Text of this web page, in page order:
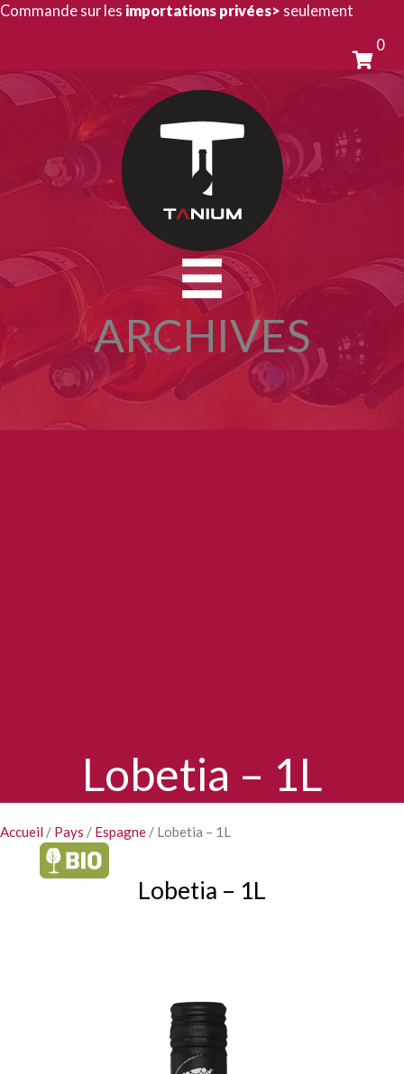
Aller
Commande sur les importations privées> seulement
0
ARCHIVES
Lobetia – 1L
Accueil / Pays / Espagne / Lobetia – 1L
Lobetia – 1L